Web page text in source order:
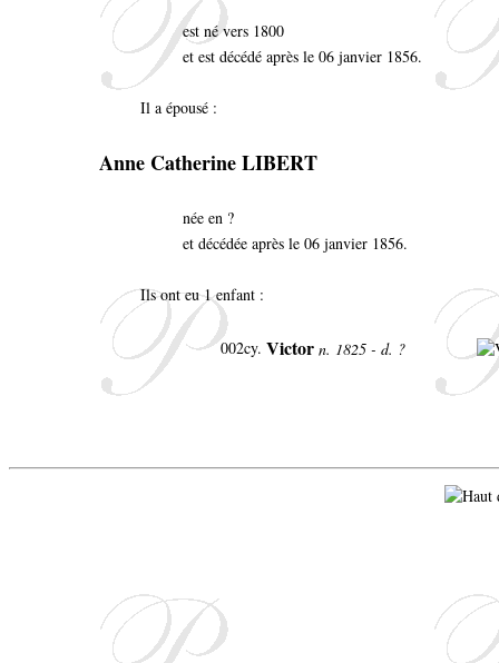
est né vers 1800
et est décédé après le 06 janvier 1856.
Il a épousé :
Anne Catherine LIBERT
née en ?
et décédée après le 06 janvier 1856.
Ils ont eu 1 enfant :
002cy. Victor n. 1825 - d. ?